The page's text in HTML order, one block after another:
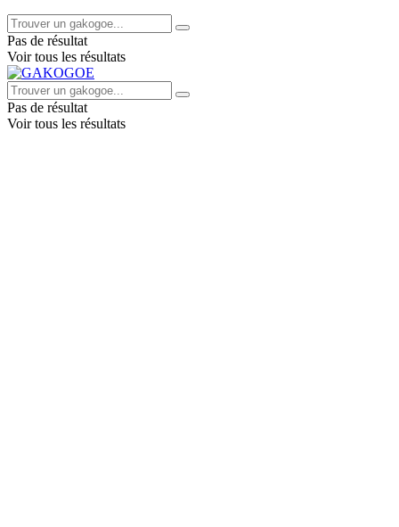
Pas de résultat
Voir tous les résultats
Pas de résultat
Voir tous les résultats